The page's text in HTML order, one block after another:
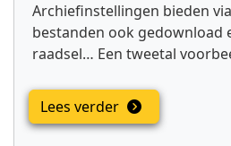
Archiefinstellingen bieden
bestanden ook gedownload
raadsel… Een tweetal
Lees verder